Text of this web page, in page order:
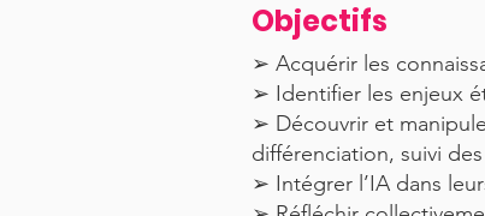
Objectifs
➢ Acquérir les
➢ Identifier les enjeux
➢ Découvrir et
différenciation, suivi
➢ Intégrer l’IA dans